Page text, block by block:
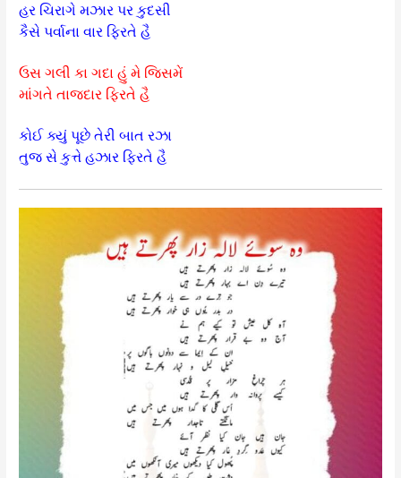
હર ચિરાગે મઝાર પર કુદસી
કૈસે પર્વાના વાર ફિરતે હૈ
ઉસ ગલી કા ગદા હું મે જિસમેં
માંગતે તાજદાર ફિરતે હૈ
કોઈ ક્યું પૂછે તેરી બાત રઝા
તુજ સે કુત્તે હઝાર ફિરતે હૈ